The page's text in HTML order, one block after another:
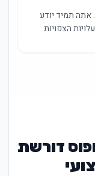
אתה תמיד יודע
הצפויות.
דורשת